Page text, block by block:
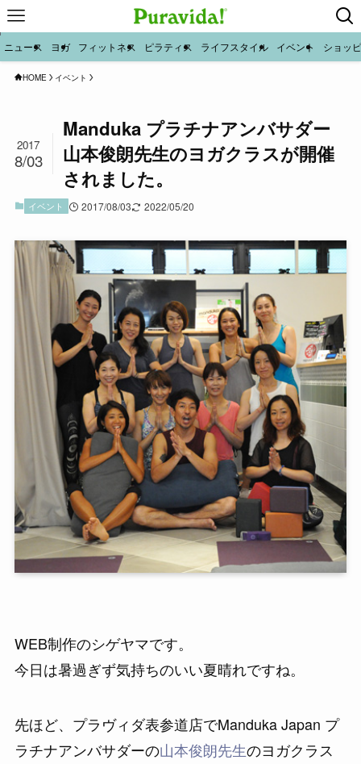
ニュース ヨガ フィットネス ピラティス ライフスタイル イベント ショッ
HOME イベント
Manduka プラチナアンバサダー
山本俊朗先生のヨガクラスが開催
されました。
2017
8/03
イベント 2017/08/03 2022/05/20
WEB制作のシゲヤマです。
今日は暑過ぎず気持ちのいい夏晴れですね。
先ほど、プラヴィダ表参道店でManduka Japan プ
ラチナアンバサダーの山本俊朗先生のヨガクラス